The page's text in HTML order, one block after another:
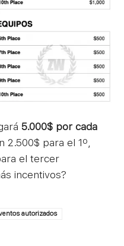
5.000$ por cada
2.500$ para el 1º,
el tercer
incentivos?
autorizados